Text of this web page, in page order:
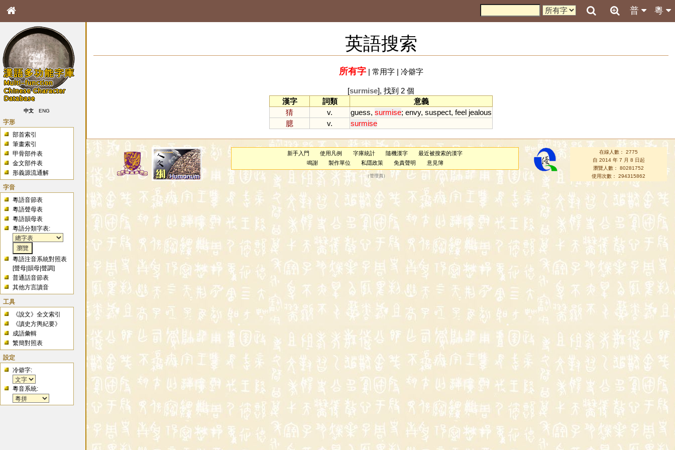
粵
普
中文 ENG
字形
部首索引
筆畫索引
甲骨部件表
金文部件表
形義源流通解
字音
粵語音節表
粵語聲母表
粵語韻母表
粵語分類字表:
粵語注音系統對照表
[聲母 |韻母 |聲調]
普通話音節表
其他方言讀音
工具
《說文》全文索引
《讀史方輿紀要》
成語彙輯
繁簡對照表
設定
冷僻字:
粵音系統:
英語搜索
所有字| 常用字| 冷僻字
[surmise], 找到 2 個
漢字
詞類
意義
猜
v. guess, surmise; envy, suspect, feel jealous
臆
v. surmise
新手入門 使用凡例 字庫統計 隨機漢字
最近被搜索的漢字
鳴謝
製作單位 私隱政策 免責聲明 意見簿
（管理員 ）
在線人數： 2775
自 2014 年 7 月 8 日起
瀏覽人數： 80281752
使用次數： 294315862